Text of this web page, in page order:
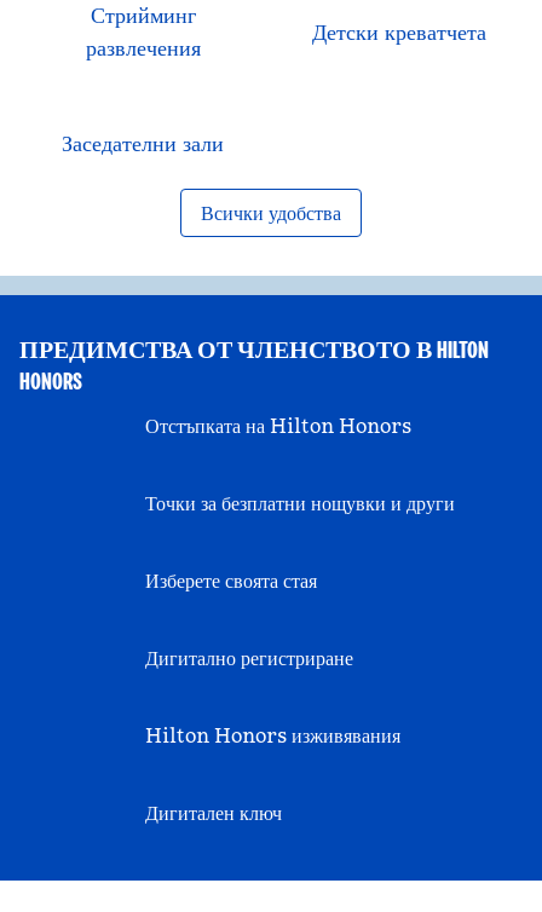
Стрийминг
развлечения
Детски креватчета
Заседателни зали
Всички удобства
ПРЕДИМСТВА ОТ ЧЛЕНСТВОТО В HILTON
HONORS
Отстъпката на Hilton Honors
Точки за безплатни нощувки и други
Изберете своята стая
Дигитално регистриране
Hilton Honors изживявания
Дигитален ключ